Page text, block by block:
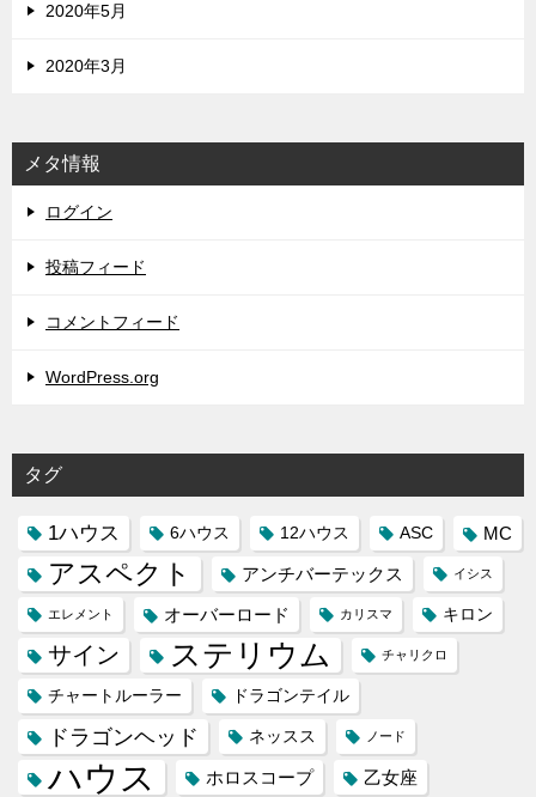
2020年5月
2020年3月
メタ情報
ログイン
投稿フィード
コメントフィード
WordPress.org
タグ
1ハウス 6ハウス 12ハウス ASC MC
アスペクト アンチバーテックス イシス
エレメント オーバーロード カリスマ キロン
サイン ステリウム チャリクロ
チャートルーラー ドラゴンテイル
ドラゴンヘッド ネッスス ノード
ハウス ホロスコープ 乙女座